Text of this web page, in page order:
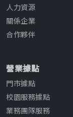
人力資源
關係企業
合作夥伴
營業據點
門市據點
校園服務據點
業務團隊服務